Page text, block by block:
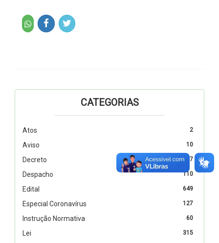
CATEGORIAS
2
Atos
10
Aviso
327
Decreto
110
Despacho
649
Edital
127
Especial Coronavírus
60
Instrução Normativa
315
Lei